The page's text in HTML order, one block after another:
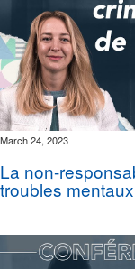
March 24, 2023
La non-
troubles mentaux